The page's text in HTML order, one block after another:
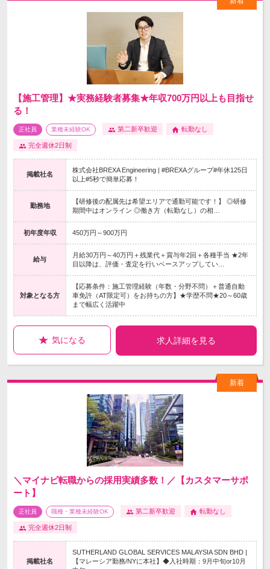
【施工管理】★実務経験者募集★年収700万円以上も目指せ
る！
正社員 業種未経験OK 第二新卒歓迎 転勤なし
完全週休2日制
掲載社名
株式会社BREXA Engineering | #BREXAグループ#年休125日
以上#5秒で簡単応募！
勤務地
【研修後の配属先は希望エリアで通勤可能です！】 ◎研修
期間中はオンライン ◎働き方（転勤なし）の相…
初年度年収 450万円～900万円
給与
月給30万円～40万円＋残業代＋賞与年2回＋各種手当 ★2年
目以降は、評価・査定を行いベースアップしてい…
対象となる方
【応募条件：施工管理経験（年数・分野不問）＋普通自動
車免許（AT限定可）をお持ちの方】★学歴不問★20～60歳
まで幅広く活躍中
気になる 求人詳細を見る
＼マイナビ転職からの採用実績多数！／【カスタマーサポ
ート】
正社員 職種・業種未経験OK 第二新卒歓迎 転勤なし
完全週休2日制
掲載社名
SUTHERLAND GLOBAL SERVICES MALAYSIA SDN BHD |
【マレーシア勤務/NYに本社】◆入社時期：9月中旬or10月